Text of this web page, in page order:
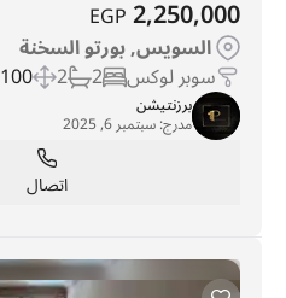
2,250,000
EGP
السويس, بورتو السخنة
سوبر لوكس 2
2
100 m
برزنتيشن
مدرج:سبتمبر 6, 2025
اتصال